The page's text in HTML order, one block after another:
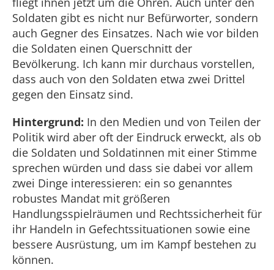
Soldaten gibt es nicht nur Befürworter, sondern
auch Gegner des Einsatzes. Nach wie vor bilden
die Soldaten einen Querschnitt der
Bevölkerung. Ich kann mir durchaus vorstellen,
dass auch von den Soldaten etwa zwei Drittel
gegen den Einsatz sind.
Hintergrund: In den Medien und von Teilen der
Politik wird aber oft der Eindruck erweckt, als ob
die Soldaten und Soldatinnen mit einer Stimme
sprechen würden und dass sie dabei vor allem
zwei Dinge interessieren: ein so genanntes
robustes Mandat mit größeren
Handlungsspielräumen und Rechtssicherheit für
ihr Handeln in Gefechtssituationen sowie eine
bessere Ausrüstung, um im Kampf bestehen zu
können.